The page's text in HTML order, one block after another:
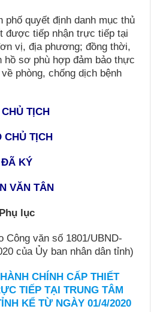
phố quyết định danh mục thủ
được tiếp nhận trực tiếp tại
vị, địa phương; đồng thời,
hồ sơ phù hợp đảm bảo thực
phòng, chống dịch bệnh
CHỦ TỊCH
CHỦ TỊCH
ĐÃ KÝ
VĂN TÂN
Phụ lục
Công văn số 1801/UBND-
của Ủy ban nhân dân tỉnh)
CHÍNH CẤP THIẾT
TIẾP TẠI TRUNG TÂM
KỂ TỪ NGÀY 01/4/2020